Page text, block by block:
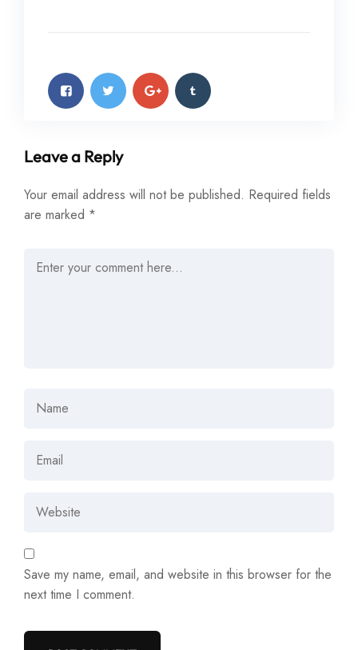
Leave a Reply
Your email address will not be published. Required fields
are marked *
Save my name, email, and website in this browser for the
next time I comment.